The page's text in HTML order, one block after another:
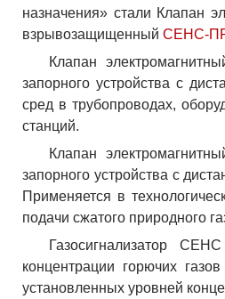
назначения» стали Клапан
взрывозащищенный СЕНС-
Клапан
запорного устройства с
сред в трубо­про­водах,
станций.
Клапан
запорного устройства с
Приме­ня­ется в
подачи сжатого природ­ного
Газосигнализатор
концентрации горючих
установленных уровней